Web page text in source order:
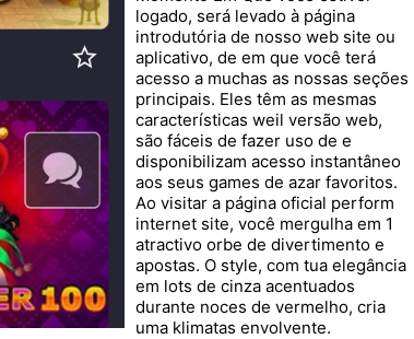
logado, será levado à página
introdutória de nosso web site ou
aplicativo, de em que você terá
acesso a muchas as nossas seções
principais. Eles têm as mesmas
características weil versão web,
são fáceis de fazer uso de e
disponibilizam acesso instantâneo
aos seus games de azar favoritos.
Ao visitar a página oficial perform
internet site, você mergulha em 1
atractivo orbe de divertimento e
apostas. O style, com tua elegância
em lots de cinza acentuados
durante noces de vermelho, cria
uma klimatas envolvente.